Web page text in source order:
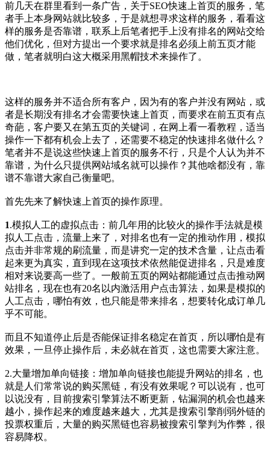
前几天在群里看到一条广告，关于SEO快速上首页的服务，笔
者手上本身网站就比较多，于是就想寻求这样的服务，看看这
样的服务是否靠谱，联系上后笔者把手上没有排名的网站交给
他们优化，但对方提出一个要求就是排名必须上前五页才能
做，笔者就明白这大概采用黑帽技术来操作了。
这样的服务并不适合所有客户，因为有的客户并没有网站，或
者是长期没有排名才会需要快速上首页，而要求在前五页有点
奇葩，客户要又在第五页的关键词，在网上看一看教程，适当
操作一下都有机会上去了，还需要不稳定的快速排名做什么？
笔者并不是说这些快速上首页的服务不行，只是个人认为并不
靠谱，为什么只提供网站域名就可以操作？其他啥都没有，靠
谱不靠谱大家自己衡量吧。
首先先来了解快速上首页的操作原理。
1.模拟人工的虚拟点击：前几年用的比较火的操作手法就是模
拟人工点击，流量上来了，对排名也有一定的推动作用，模拟
点击并非常规的刷流量，而是讲究一定的技术含量，让点击看
起来更为真实，直到现在这项技术依然能促进排名，只是难度
相对来说要高一些了。一般前五页的网站都能通过点击推动网
站排名，现在也有20名以内激活用户点击算法，如果是模拟的
人工点击，哪怕有效，也只能是带来排名，想要转化成订单几
乎不可能。
而且不知道停止后是否能保证排名稳定在首页，所以哪怕是有
效果，一旦停止操作后，未必就在首页，这也需要大家注意。
2.大量增加单向链接：增加单向链接也能提升网站的排名，也
就是人们常常说的购买黑链，有没有效果呢？可以说有，也可
以说没有，目前搜索引擎算法不断更新，钻漏洞的机会也越来
越小，操作起来的难度越来越大，尤其是搜索引擎削弱外链的
投票权重后，大量的购买黑链也容易被搜索引擎判为作弊，很
容易降权。